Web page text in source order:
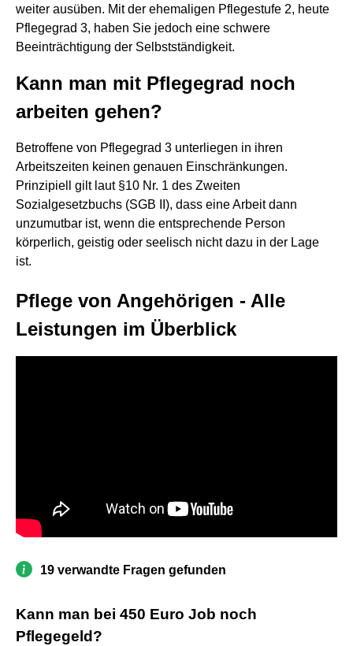
weiter ausüben. Mit der ehemaligen Pflegestufe 2, heute
Pflegegrad 3, haben Sie jedoch eine schwere
Beeinträchtigung der Selbstständigkeit.
Kann man mit Pflegegrad noch
arbeiten gehen?
Betroffene von Pflegegrad 3 unterliegen in ihren
Arbeitszeiten keinen genauen Einschränkungen.
Prinzipiell gilt laut §10 Nr. 1 des Zweiten
Sozialgesetzbuchs (SGB II), dass eine Arbeit dann
unzumutbar ist, wenn die entsprechende Person
körperlich, geistig oder seelisch nicht dazu in der Lage
ist.
Pflege von Angehörigen - Alle
Leistungen im Überblick
19 verwandte Fragen gefunden
Kann man bei 450 Euro Job noch
Pflegegeld?